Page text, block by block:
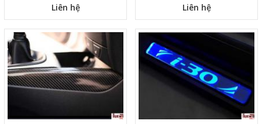
Liên hệ
Liên hệ